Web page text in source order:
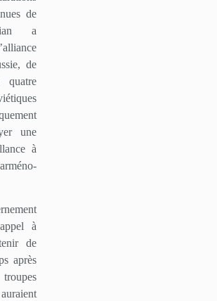
de
a
de
quatre
une
à
à
de
après